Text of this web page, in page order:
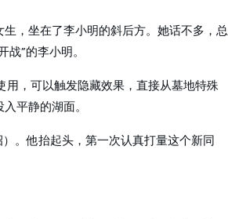
，坐在了李小明的斜后方。她话不多，总
”的李小明。
用，可以触发隐藏效果，直接从墓地特殊
平静的湖面。
。他抬起头，第一次认真打量这个新同